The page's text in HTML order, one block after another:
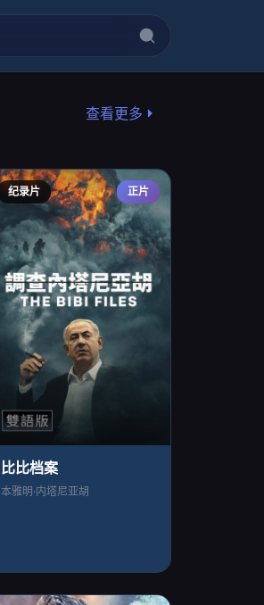
查看更多
纪录片 正片
比比档案
本雅明·内塔尼亚胡